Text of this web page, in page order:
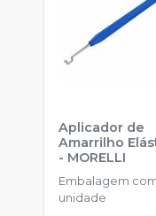
Aplicador de
Amarrilho
- MORELLI
Embalagem com
unidade